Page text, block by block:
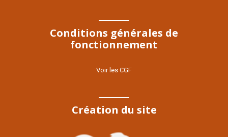
Conditions générales de
fonctionnement
Voir les CGF
Création du site